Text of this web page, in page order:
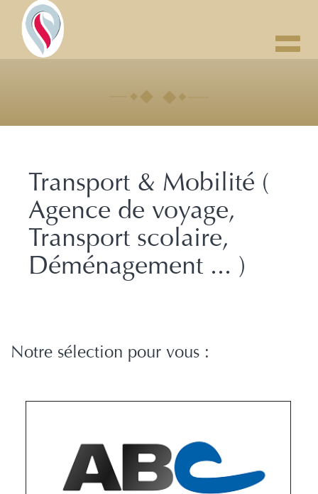
Transport & Mobilité (
Agence de voyage,
Transport scolaire,
Déménagement ... )
Notre sélection pour vous :